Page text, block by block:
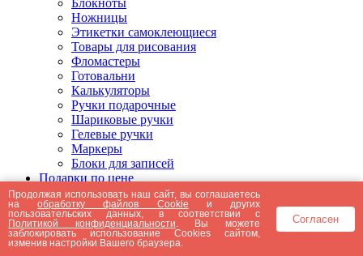
Блокноты
Ножницы
Этикетки самоклеющиеся
Товары для рисования
Фломастеры
Готовальни
Калькуляторы
Ручки подарочные
Шариковые ручки
Гелевые ручки
Маркеры
Блоки для записей
Подарки по цене
Подарки от 5000 рублей
Подарки до 5000 рублей
Подарки до 3000 рублей
Подарки до 2000 рублей
Подарки до 1000 рублей
Продолжая использовать наш сайт, вы соглашаетесь
наобработку файлов Cookie и других
пользовательских данных, в соответствии с
Политикой конфиденциальности . Вы можете
заблокировать использование Cookies сайтом,
изменив настройки Вашего браузера.
Согласен